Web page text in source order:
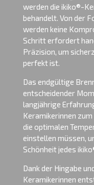
werden die ikiko®-
behandelt. Von der
werden keine
Schritt erfordert
Präzision, um
perfekt ist.
Das endgültige
entscheidender
langjährige
Keramikerinnen
die optimalen
einstellen müssen,
Schönheit jedes
Dank der Hingabe
Keramikerinnen